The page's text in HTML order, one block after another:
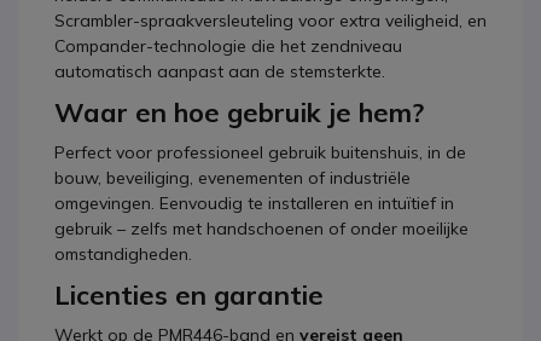
Scrambler-spraakversleuteling voor extra veiligheid, en
Compander-technologie die het zendniveau
automatisch aanpast aan de stemsterkte.
Waar en hoe gebruik je hem?
Perfect voor professioneel gebruik buitenshuis, in de
bouw, beveiliging, evenementen of industriële
omgevingen. Eenvoudig te installeren en intuïtief in
gebruik – zelfs met handschoenen of onder moeilijke
omstandigheden.
Licenties en garantie
Werkt op de PMR446-band en vereist geen